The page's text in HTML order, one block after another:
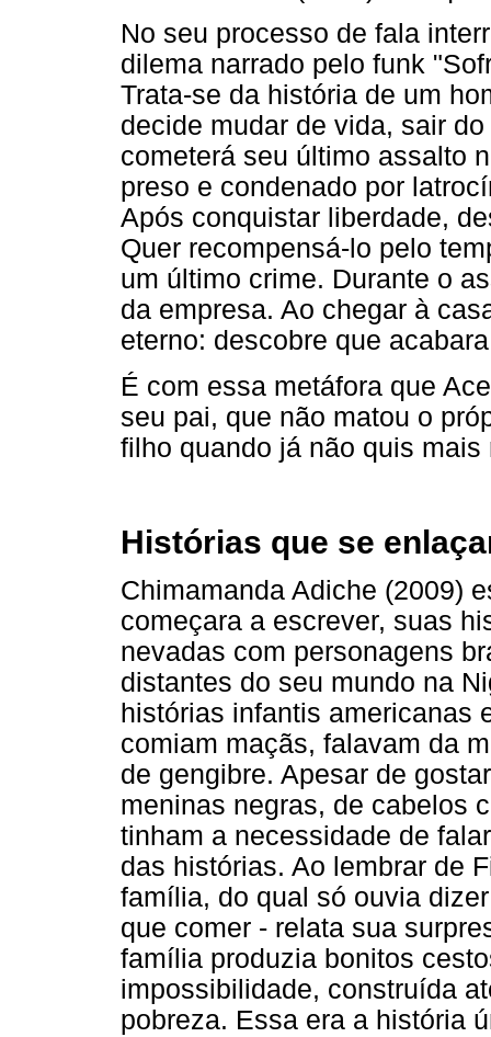
No seu processo de fala
dilema narrado pelo funk
Trata-se da história de um
decide mudar de vida, sair
cometerá seu último assalto
preso e condenado por
Após conquistar liberdade,
Quer recompensá-lo pelo
um último crime. Durante o
da empresa. Ao chegar à
eterno: descobre que
É com essa metáfora que
seu pai, que não matou o
filho quando já não quis
Histórias que se
Chimamanda Adiche (2009)
começara a escrever, suas
nevadas com personagens
distantes do seu mundo na
histórias infantis americanas
comiam maçãs, falavam da
de gengibre. Apesar de
meninas negras, de cabelos
tinham a necessidade de
das histórias. Ao lembrar de
família, do qual só ouvia
que comer - relata sua
família produzia bonitos
impossibilidade, construída
pobreza. Essa era a história